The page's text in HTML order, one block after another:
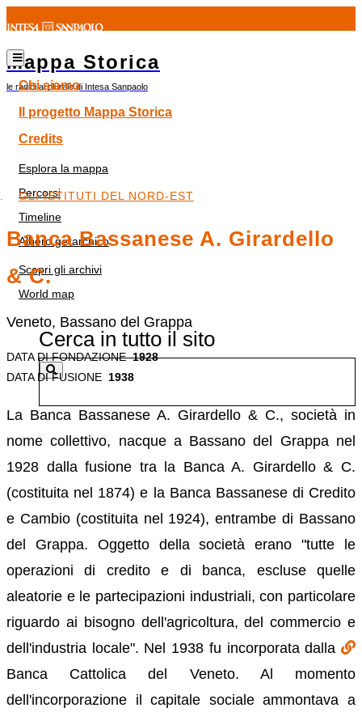
Mappa Storica
le radici al plurale di Intesa Sanpaolo
Chi siamo
Il progetto Mappa Storica
Credits
Esplora la mappa
Percorsi
Timeline
Albero gerarchico
Scopri gli archivi
World map
Cerca in tutto il sito
GLI ISTITUTI DEL NORD-EST
Banca Bassanese A. Girardello
& C.
Veneto, Bassano del Grappa
DATA DI FONDAZIONE 1928
DATA DI FUSIONE 1938
La Banca Bassanese A. Girardello & C., società in
nome collettivo, nacque a Bassano del Grappa nel
1928 dalla fusione tra la Banca A. Girardello & C.
(costituita nel 1874) e la Banca Bassanese di Credito
e Cambio (costituita nel 1924), entrambe di Bassano
del Grappa. Oggetto della società erano "tutte le
operazioni di credito e di banca, escluse quelle
aleatorie e le partecipazioni industriali, con particolare
riguardo ai bisogno dell'agricoltura, del commercio e
dell'industria locale". Nel 1938 fu incorporata dalla
Banca Cattolica del Veneto. Al momento
dell'incorporazione il capitale sociale ammontava a